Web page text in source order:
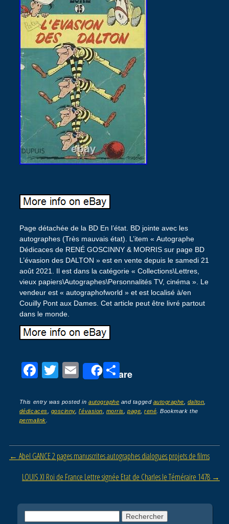
Page détachée de la BD En l’état. BD jointe avec les
autographes (Très mauvais état). L’item « Autographe
Dédicaces de RENÉ GOSCINNY & MORRIS sur page BD
L’évasion des DALTON » est en vente depuis le samedi 21
août 2021. Il est dans la catégorie « Collections\Lettres,
vieux papiers\Autographes\Personnalités TV, cinéma ». Le
vendeur est « autographofworld » et est localisé à/en
Couilly Pont aux Dames. Cet article peut être livré partout
dans le monde.
F
c
e
o
k
T
tt
er
E
ail
Share
P
ta
g
This entry was posted inautographe and tagged autographe dalton
dédicaces
goscinny, l'évasion morris page ,rené . Bookmark the
permalink
Post navigation
← Abel GANCE 2 pages manuscrites autographes dialogues projets de films
LOUIS XI Roi de France Lettre signée Etat de Charles le Téméraire 1478 →